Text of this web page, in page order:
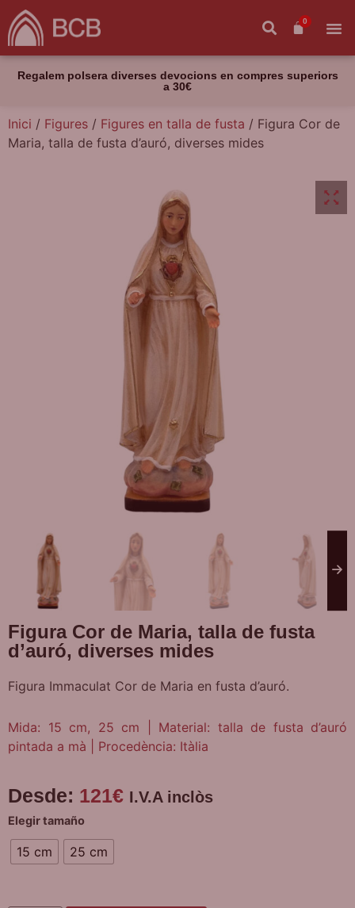
0
Regalem polsera diverses devocions en compres superiors
a 30€
Inici / Figures / Figures en talla de fusta / Figura Cor de
Maria, talla de fusta d’auró, diverses mides
Figura Cor de Maria, talla de fusta
d’auró, diverses mides
Figura Immaculat Cor de Maria en fusta d’auró.
Mida: 15 cm, 25 cm | Material: talla de fusta d’auró
pintada a mà | Procedència: Itàlia
Desde: 121€ I.V.A inclòs
Elegir tamaño
15 cm 25 cm